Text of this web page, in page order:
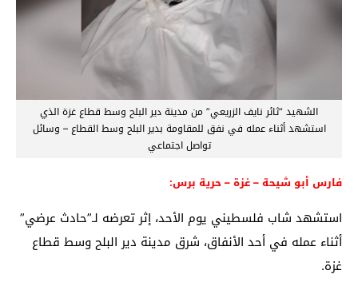
الشهيد “ثائر نايف الزريعي” من مدينة دير البلح وسط قطاع غزة الذي
استشهد أثناء عمله في نفق للمقاومة بدير البلح وسط القطاع – وسائل
تواصل اجتماعي
فارس أبو شيحة – غزة – حرية برس:
استشهد شاب فلسطيني يوم الأحد، إثر تعرضه لـ”حادث عرضي”
أثناء عمله في أحد الأنفاق، شرق مدينة دير البلح وسط قطاع
غزة.